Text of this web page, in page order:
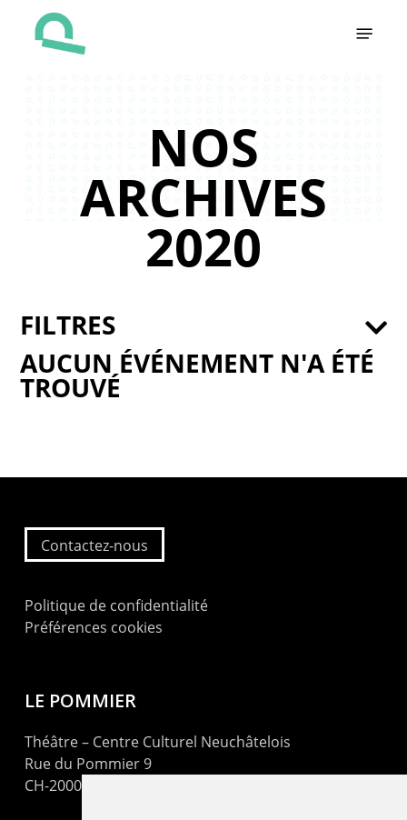
NOS
ARCHIVES
2020
AUCUN ÉVÉNEMENT N'A ÉTÉ
TROUVÉ
FILTRES
Contactez-nous
Politique de confidentialité
Préférences cookies
LE POMMIER
Théâtre – Centre Culturel Neuchâtelois
Rue du Pommier 9
CH-2000 Neuchâtel